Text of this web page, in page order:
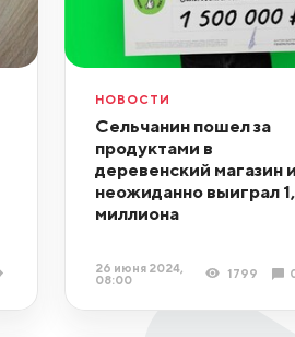
НОВОСТИ
Сельчанин пошел за
продуктами в
деревенский магазин и
неожиданно выиграл
миллиона
26 июня 2024,
08:00
1799